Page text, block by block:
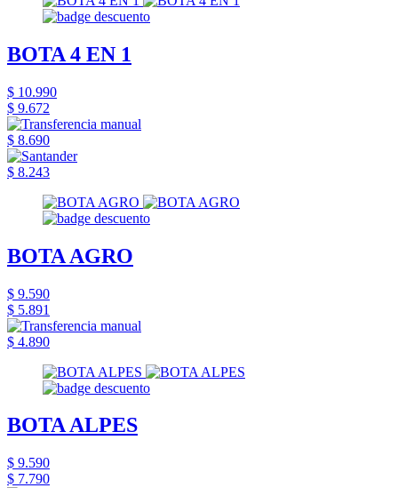
BOTA 4 EN 1
$ 10.990
$ 9.672
$ 8.690
$ 8.243
BOTA AGRO
$ 9.590
$ 5.891
$ 4.890
BOTA ALPES
$ 9.590
$ 7.790